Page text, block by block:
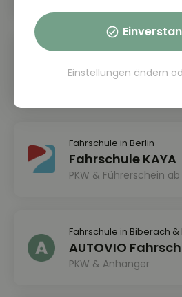
Fahrschule in Bad
Fahrschule Bienio
Fahrschule in Berlin
Fahrschule KAYA
PKW & Führerschein ab
Fahrschule in Biberach
AUTOVIO
PKW & Anhänger
Einstellungen ändern